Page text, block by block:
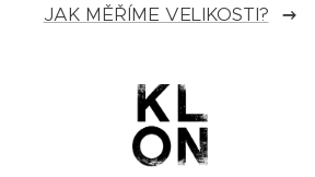
JAK MĚŘÍME VELIKOSTI?